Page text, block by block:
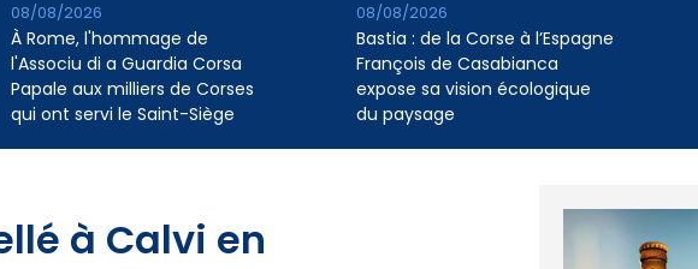
À Rome, l'hommage de
l'Associu di a Guardia Corsa
Papale aux milliers de Corses
qui ont servi le Saint-Siège
08/08/2026
Bastia : de la Corse à l’Espagne
François de Casabianca
expose sa vision écologique
du paysage
08/08/2026
à Calvi en